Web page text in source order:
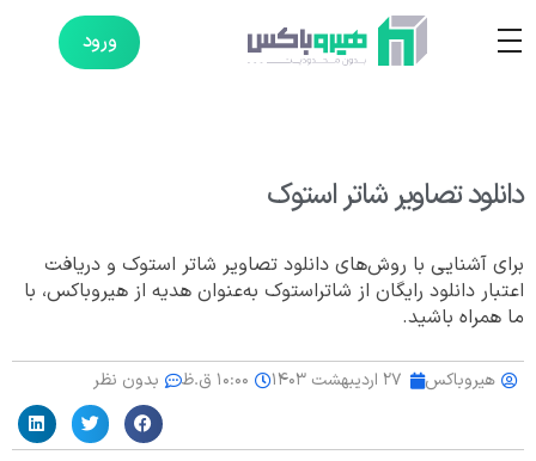
ورود
دانلود تصاویر شاتر استوک
برای آشنایی با روش‌های دانلود تصاویر شاتر استوک و دریافت
اعتبار دانلود رایگان از شاتراستوک به‌عنوان هدیه از هیروباکس، با
ما همراه باشید.
هیروباکس ۲۷ اردیبهشت ۱۴۰۳ ۱۰:۰۰ ق.ظ بدون نظر